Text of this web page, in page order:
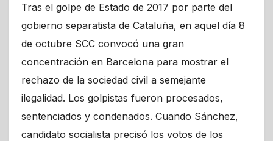
Tras el golpe de Estado de 2017 por parte del
gobierno separatista de Cataluña, en aquel día 8
de octubre SCC convocó una gran
concentración en Barcelona para mostrar el
rechazo de la sociedad civil a semejante
ilegalidad. Los golpistas fueron procesados,
sentenciados y condenados. Cuando Sánchez,
candidato socialista precisó los votos de los